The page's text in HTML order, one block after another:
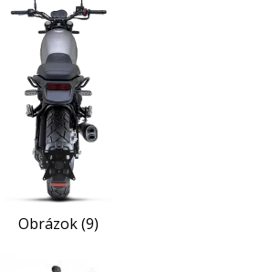
Obrázok (9)